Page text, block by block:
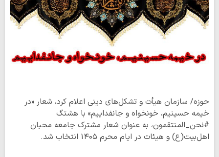
حوزه/ سازمان هیأت و تشکل‌های دینی اعلام کرد، شعار «در
خیمه حسینیم، خونخواه و جانفداییم» با هشتگ
#نحن_المنتقمون، به عنوان شعار مشترک جامعه محبان
اهل‌بیت(ع) و هیئات در ایام محرم ۱۴۰۵ انتخاب شد.